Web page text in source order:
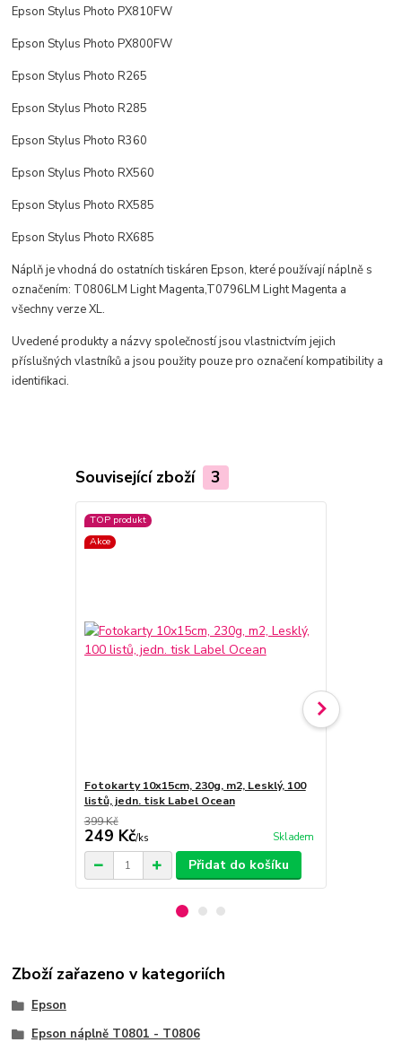
Epson Stylus Photo PX810FW
Epson Stylus Photo PX800FW
Epson Stylus Photo R265
Epson Stylus Photo R285
Epson Stylus Photo R360
Epson Stylus Photo RX560
Epson Stylus Photo RX585
Epson Stylus Photo RX685
Náplň je vhodná do ostatních tiskáren Epson, které používají náplně s
označením: T0806LM Light Magenta,T0796LM Light Magenta a
všechny verze XL.
Uvedené produkty a názvy společností jsou vlastnictvím jejich
příslušných vlastníků a jsou použity pouze pro označení kompatibility a
identifikaci.
Související zboží 3
TOP produkt
Akce
Fotokarty 10x15cm, 230g, m2, Lesklý, 100
listů, jedn. tisk Label Ocean
399 Kč
249 Kč/ks Skladem
Přidat do košíku
Zboží zařazeno v kategoriích
Epson
Epson náplně T0801 - T0806